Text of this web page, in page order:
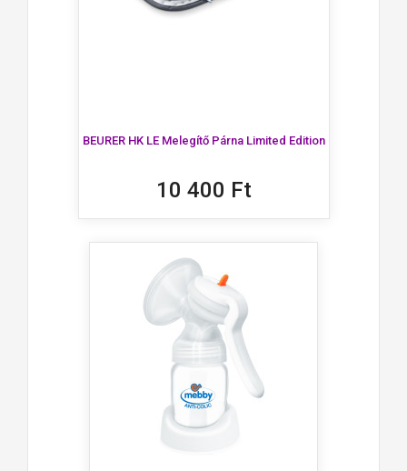
BEURER HK LE Melegítő Párna Limited Edition
10 400 Ft